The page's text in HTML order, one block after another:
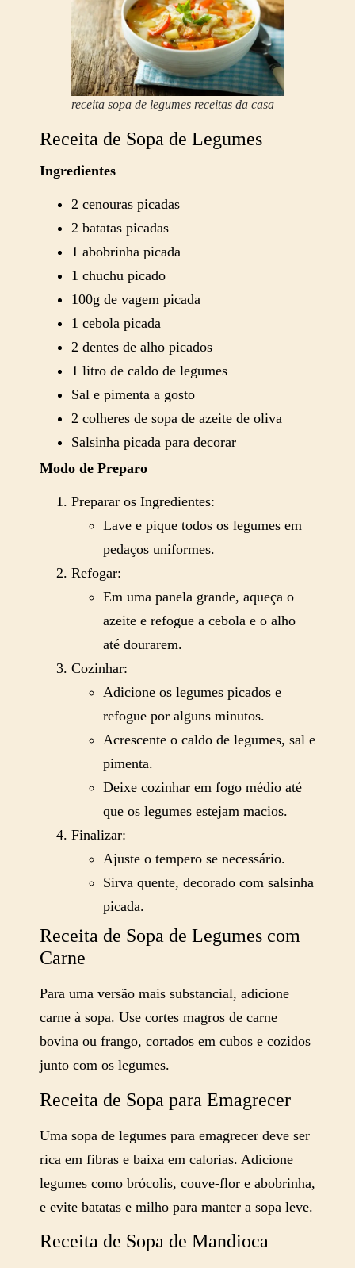
receita sopa de legumes receitas da casa
Receita de Sopa de Legumes
Ingredientes
2 cenouras picadas
2 batatas picadas
1 abobrinha picada
1 chuchu picado
100g de vagem picada
1 cebola picada
2 dentes de alho picados
1 litro de caldo de legumes
Sal e pimenta a gosto
2 colheres de sopa de azeite de oliva
Salsinha picada para decorar
Modo de Preparo
Preparar os Ingredientes:
Lave e pique todos os legumes em
pedaços uniformes.
Refogar:
Em uma panela grande, aqueça o
azeite e refogue a cebola e o alho
até dourarem.
Cozinhar:
Adicione os legumes picados e
refogue por alguns minutos.
Acrescente o caldo de legumes, sal e
pimenta.
Deixe cozinhar em fogo médio até
que os legumes estejam macios.
Finalizar:
Ajuste o tempero se necessário.
Sirva quente, decorado com salsinha
picada.
Receita de Sopa de Legumes com
Carne
Para uma versão mais substancial, adicione
carne à sopa. Use cortes magros de carne
bovina ou frango, cortados em cubos e cozidos
junto com os legumes.
Receita de Sopa para Emagrecer
Uma sopa de legumes para emagrecer deve ser
rica em fibras e baixa em calorias. Adicione
legumes como brócolis, couve-flor e abobrinha,
e evite batatas e milho para manter a sopa leve.
Receita de Sopa de Mandioca